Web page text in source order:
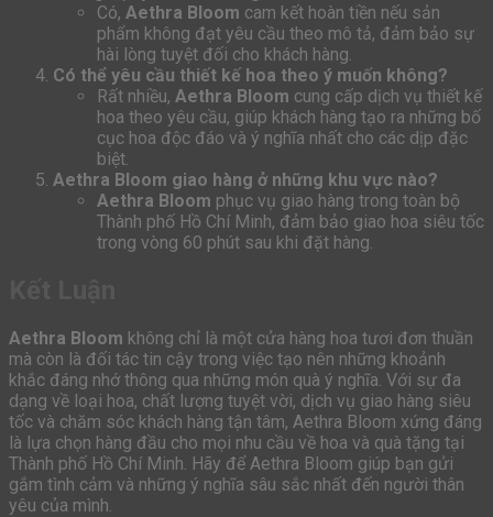
Có, Aethra Bloom cam kết hoàn tiền nếu sản
phẩm không đạt yêu cầu theo mô tả, đảm bảo sự
hài lòng tuyệt đối cho khách hàng.
Có thể yêu cầu thiết kế hoa theo ý muốn không?
Rất nhiều, Aethra Bloom cung cấp dịch vụ thiết kế
hoa theo yêu cầu, giúp khách hàng tạo ra những bố
cục hoa độc đáo và ý nghĩa nhất cho các dịp đặc
biệt.
Aethra Bloom giao hàng ở những khu vực nào?
Aethra Bloom phục vụ giao hàng trong toàn bộ
Thành phố Hồ Chí Minh, đảm bảo giao hoa siêu tốc
trong vòng 60 phút sau khi đặt hàng.
Aethra Bloom không chỉ là một cửa hàng hoa tươi đơn thuần
mà còn là đối tác tin cậy trong việc tạo nên những khoảnh
khắc đáng nhớ thông qua những món quà ý nghĩa. Với sự đa
dạng về loại hoa, chất lượng tuyệt vời, dịch vụ giao hàng siêu
tốc và chăm sóc khách hàng tận tâm, Aethra Bloom xứng đáng
là lựa chọn hàng đầu cho mọi nhu cầu về hoa và quà tặng tại
Thành phố Hồ Chí Minh. Hãy để Aethra Bloom giúp bạn gửi
gắm tình cảm và những ý nghĩa sâu sắc nhất đến người thân
yêu của mình.